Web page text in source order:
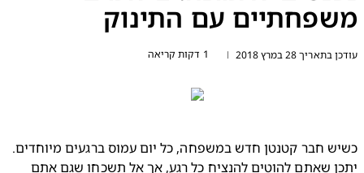
עם התינוק
28 במרץ 2018 |
כשיש חבר קטנטן חדש במשפחה, כל יום עמוס ברגעים מיוחדים.
יתכן שאתם להוטים להנציח כל רגע, אך אל תשכחו שגם אתם